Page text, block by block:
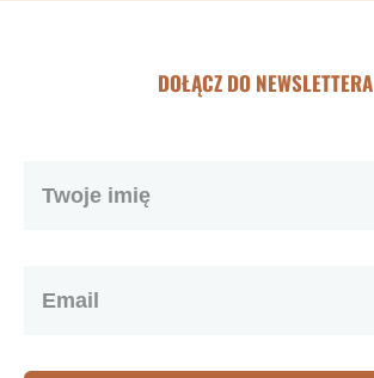
DOŁĄCZ DO NEWSLETTERA